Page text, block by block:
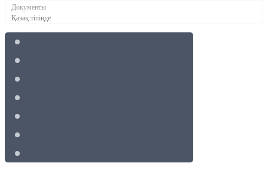
Документы
Қазақ тілінде